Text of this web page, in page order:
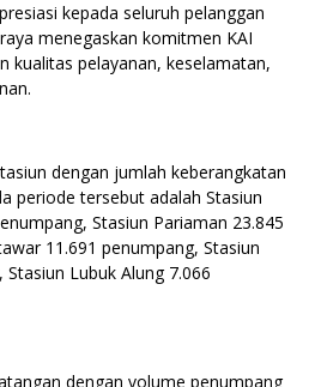
kepada seluruh pelanggan
menegaskan komitmen KAI
kualitas pelayanan, keselamatan,
dengan jumlah keberangkatan
periode tersebut adalah Stasiun
Stasiun Pariaman 23.845
11.691 penumpang, Stasiun
Lubuk Alung 7.066
dengan volume penumpang